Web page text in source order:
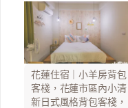
花蓮住宿｜小羊房背包
客棧，花蓮市區內小清
新日式風格背包客棧，